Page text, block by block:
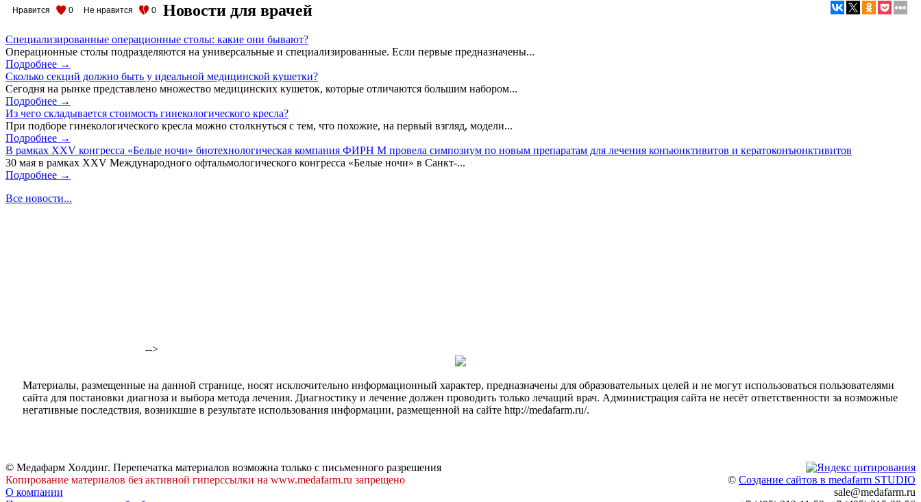
Нравится 0 Не нравится 0 Новости для врачей
Специализированные операционные столы: какие они бывают?
Операционные столы подразделяются на универсальные и специализированные. Если первые предназначены...
Подробнее →
Сколько секций должно быть у идеальной медицинской кушетки?
Сегодня на рынке представлено множество медицинских кушеток, которые отличаются большим набором...
Подробнее →
Из чего складывается стоимость гинекологического кресла?
При подборе гинекологического кресла можно столкнуться с тем, что похожие, на первый взгляд, модели...
Подробнее →
В рамках XXV конгресса «Белые ночи» биотехнологическая компания ФИРН М провела симпозиум по новым препаратам для лечения конъюнктивитов и кератоконъюнктивитов
30 мая в рамках XXV Международного офтальмологического конгресса «Белые ночи» в Санкт-...
Подробнее →
Все новости...
-->
Материалы, размещенные на данной странице, носят исключительно информационный характер, предназначены для образовательных целей и не могут использоваться пользователями
сайта для постановки диагноза и выбора метода лечения. Диагностику и лечение должен проводить только лечащий врач. Администрация сайта не несёт ответственности за возможные
негативные последствия, возникшие в результате использования информации, размещенной на сайте http://medafarm.ru/.
© Медафарм Холдинг. Перепечатка материалов возможна только с письменного разрешения
Копирование материалов без активной гиперссылки на www.medafarm.ru запрещено
О компании
© Создание сайтов в medafarm STUDIO
sale@medafarm.ru